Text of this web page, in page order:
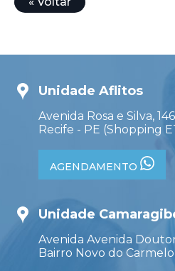
Unidade Aflitos
Avenida Rosa e Silva,
Recife - PE (Shopping
AGENDAMENTO
Unidade
Avenida Avenida
Bairro Novo do